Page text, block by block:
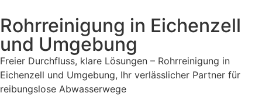
Rohrreinigung in Eichenzell
und Umgebung
Freier Durchfluss, klare Lösungen – Rohrreinigung in
Eichenzell und Umgebung, Ihr verlässlicher Partner für
reibungslose Abwasserwege